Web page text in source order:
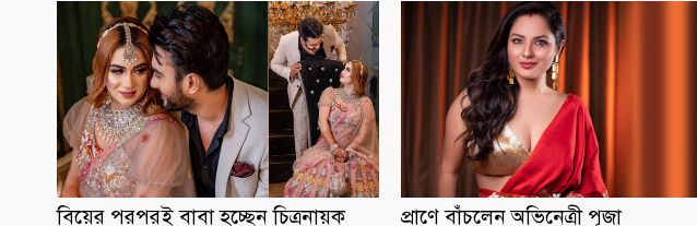
বিয়ের পরপরই বাবা হচ্ছেন চিত্রনায়ক প্রাণে বাঁচলেন অভিনেত্রী পূজা